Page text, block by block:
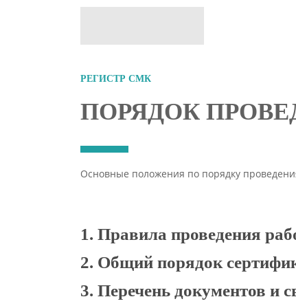
РЕГИСТР СМК
ПОРЯДОК
Основные положения по порядку
1. Правила проведения
Заявителями на проведение
документов, подтверждающих
2. Общий порядок
3. Перечень документов и